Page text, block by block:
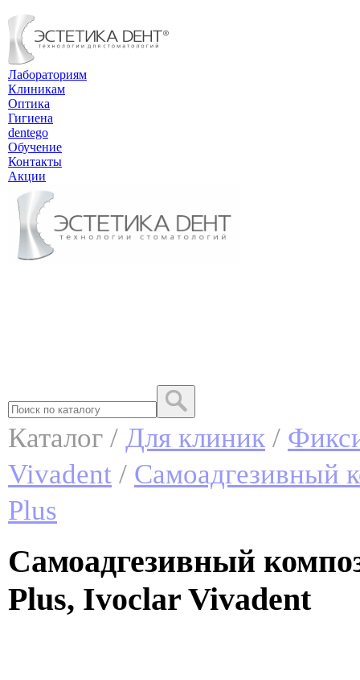
Лабораториям
Клиникам
Оптика
Гигиена
dentego
Обучение
Контакты
Акции
Каталог / Для клиник /
Vivadent / Самоадгезивный
Plus
Самоадгезивный
Plus, Ivoclar Vivadent